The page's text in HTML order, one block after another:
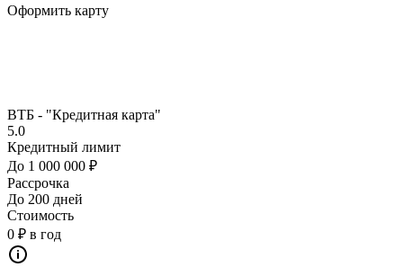
Оформить карту
ВТБ - "Кредитная карта"
5.0
Кредитный лимит
До 1 000 000 ₽
Рассрочка
До 200 дней
Стоимость
0 ₽ в год